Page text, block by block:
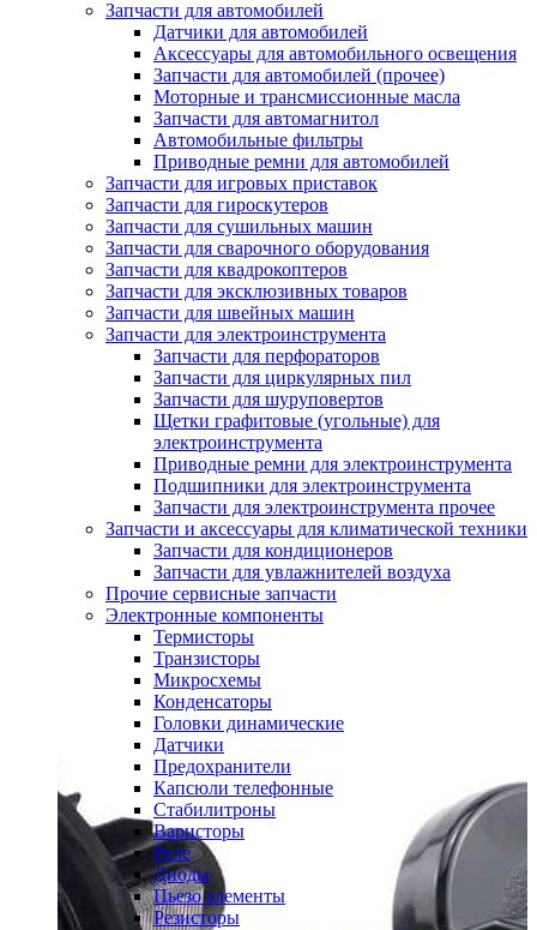
Запчасти для автомобилей
Датчики для автомобилей
Аксессуары для автомобильного освещения
Запчасти для автомобилей (прочее)
Моторные и трансмиссионные масла
Запчасти для автомагнитол
Автомобильные фильтры
Приводные ремни для автомобилей
Запчасти для игровых приставок
Запчасти для гироскутеров
Запчасти для сушильных машин
Запчасти для сварочного оборудования
Запчасти для квадрокоптеров
Запчасти для эксклюзивных товаров
Запчасти для швейных машин
Запчасти для электроинструмента
Запчасти для перфораторов
Запчасти для циркулярных пил
Запчасти для шуруповертов
Щетки графитовые (угольные) для
электроинструмента
Приводные ремни для электроинструмента
Подшипники для электроинструмента
Запчасти для электроинструмента прочее
Запчасти и аксессуары для климатической техники
Запчасти для кондиционеров
Запчасти для увлажнителей воздуха
Прочие сервисные запчасти
Электронные компоненты
Термисторы
Транзисторы
Микросхемы
Конденсаторы
Головки динамические
Датчики
Предохранители
Капсюли телефонные
Стабилитроны
Варисторы
Реле
Диоды
Пьезо элементы
Резисторы